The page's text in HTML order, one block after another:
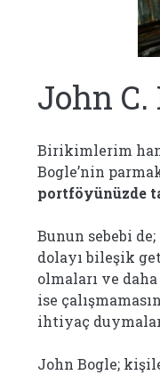
John C.
Birikimlerim
Bogle’nin
portföyünüzde
Bunun sebebi
dolayı bileşik
olmaları ve
ise
ihtiyaç
John Bogle;